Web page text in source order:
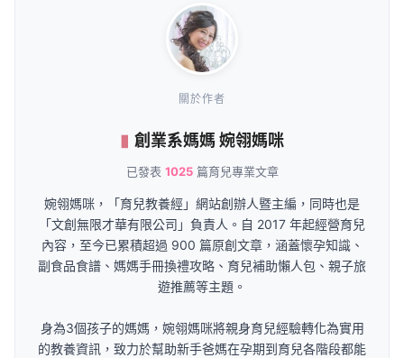
關於作者
創業系媽媽 婉翎媽咪
已發表 1025篇育兒專業文章
婉翎媽咪，「育兒教養經」網站創辦人暨主編，同時也是
「文創無限才華有限公司」負責人。自 2017 年起經營育兒
內容，至今已累積超過 900 篇原創文章，涵蓋懷孕知識、
副食品食譜、媽媽手冊換禮攻略、育兒補助懶人包、親子旅
遊推薦等主題。
身為3個孩子的媽媽，婉翎媽咪將親身育兒經驗轉化為實用
的教養資訊，致力於幫助新手爸媽在孕期到育兒各階段都能